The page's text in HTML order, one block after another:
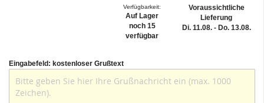
Verfügbarkeit:
Auf Lager
noch 15
verfügbar
Voraussichtliche
Lieferung
Di. 11.08. - Do. 13.08.
Eingabefeld: kostenloser Grußtext